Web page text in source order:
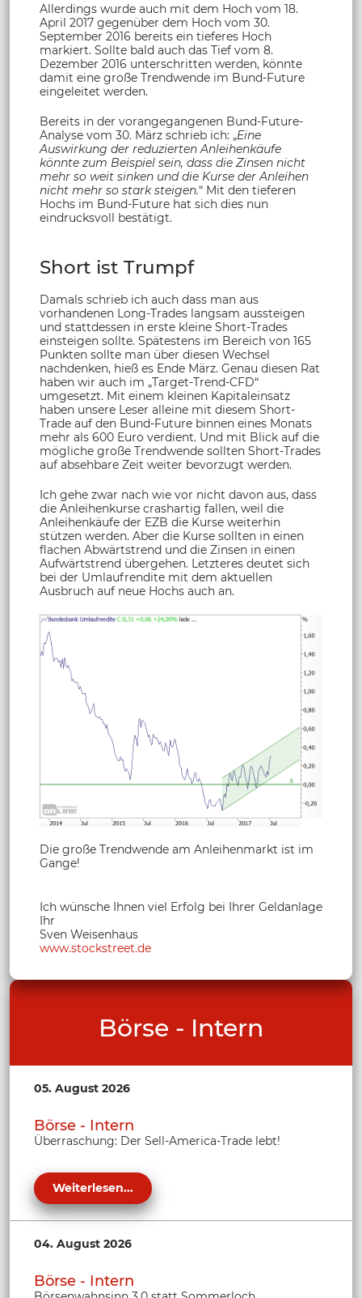
Allerdings wurde auch mit dem Hoch vom 18.
April 2017 gegenüber dem Hoch vom 30.
September 2016 bereits ein tieferes Hoch
markiert. Sollte bald auch das Tief vom 8.
Dezember 2016 unterschritten werden, könnte
damit eine große Trendwende im Bund-Future
eingeleitet werden.
Bereits in der vorangegangenen Bund-Future-
Analyse vom 30. März schrieb ich: „Eine
Auswirkung der reduzierten Anleihenkäufe
könnte zum Beispiel sein, dass die Zinsen nicht
mehr so weit sinken und die Kurse der Anleihen
nicht mehr so stark steigen.“ Mit den tieferen
Hochs im Bund-Future hat sich dies nun
eindrucksvoll bestätigt.
Short ist Trumpf
Damals schrieb ich auch dass man aus
vorhandenen Long-Trades langsam aussteigen
und stattdessen in erste kleine Short-Trades
einsteigen sollte. Spätestens im Bereich von 165
Punkten sollte man über diesen Wechsel
nachdenken, hieß es Ende März. Genau diesen Rat
haben wir auch im „Target-Trend-CFD“
umgesetzt. Mit einem kleinen Kapitaleinsatz
haben unsere Leser alleine mit diesem Short-
Trade auf den Bund-Future binnen eines Monats
mehr als 600 Euro verdient. Und mit Blick auf die
mögliche große Trendwende sollten Short-Trades
auf absehbare Zeit weiter bevorzugt werden.
Ich gehe zwar nach wie vor nicht davon aus, dass
die Anleihenkurse crashartig fallen, weil die
Anleihenkäufe der EZB die Kurse weiterhin
stützen werden. Aber die Kurse sollten in einen
flachen Abwärtstrend und die Zinsen in einen
Aufwärtstrend übergehen. Letzteres deutet sich
bei der Umlaufrendite mit dem aktuellen
Ausbruch auf neue Hochs auch an.
Die große Trendwende am Anleihenmarkt ist im
Gange!
Ich wünsche Ihnen viel Erfolg bei Ihrer Geldanlage
Ihr
Sven Weisenhaus
www.stockstreet.de
Börse - Intern
05. August 2026
Börse - Intern
Überraschung: Der Sell-America-Trade lebt!
Weiterlesen...
04. August 2026
Börse - Intern